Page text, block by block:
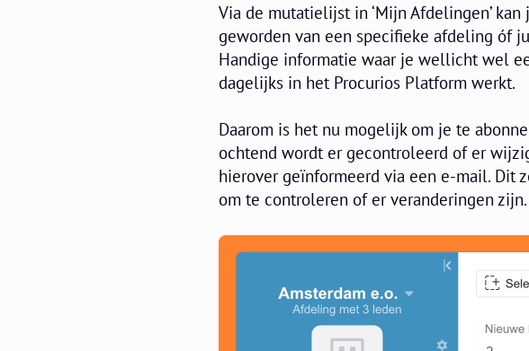
Via de mutatielijst in ‘Mijn Afdelingen’
geworden van een specifieke afdeling óf
Handige informatie waar je wellicht wel
dagelijks in het Procurios Platform werkt.
Daarom is het nu mogelijk om je te
ochtend wordt er gecontroleerd of er
hierover geïnformeerd via een e-mail. Dit
om te controleren of er veranderingen zijn.